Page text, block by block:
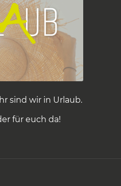
sind wir in Urlaub.
für euch da!